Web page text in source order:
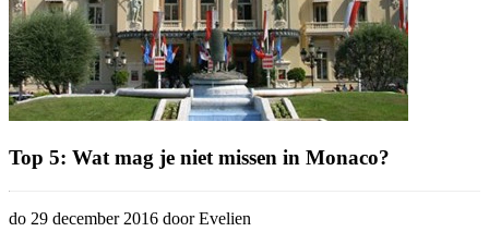
Top 5: Wat mag je niet missen in Monaco?
do 29 december 2016 door Evelien